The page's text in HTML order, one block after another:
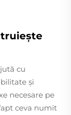
cu
și
necesare pe
ceva numit